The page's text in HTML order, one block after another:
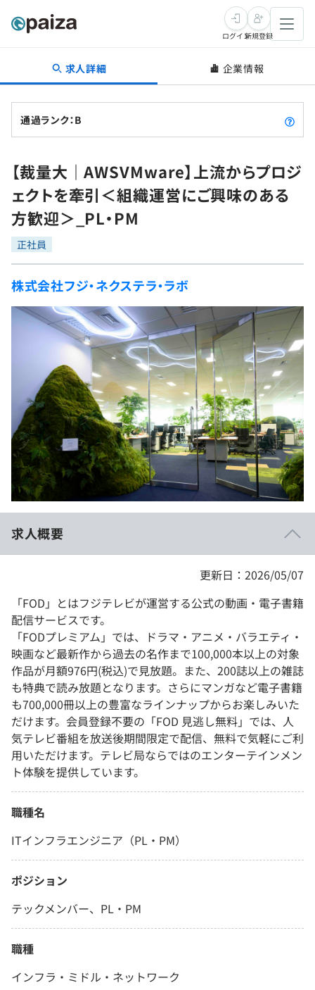
転職・キャリア
転職成功ガイド
転職エージェント
インタビュー
転職成功ガイド
新卒就活
求人検索
本選考
インターン
新卒エージェント
イベント・セミナー
就活成功ガイド
学習
問題集
4択課題
ナレッジ
リファレンス
プラン
個人向けプラン
法人向けプラン
学校向けプラン
契約内容・クーポン
プログラミング言語
評価結果一覧
再チャレンジ結果一覧
ゲーム・マンガ
Tech Team Journal
paiza times
paizaとは？
ログイン新規登録
求人詳細 企業情報
通過ランク：B
【裁量大｜AWSVMware】上流からプロジ
ェクトを牽引＜組織運営にご興味のある
方歓迎＞_PL・PM
正社員
株式会社フジ・ネクステラ・ラボ
求人概要
更新日：2026/05/07
「FOD」とはフジテレビが運営する公式の動画・電子書籍
配信サービスです。
「FODプレミアム」では、ドラマ・アニメ・バラエティ・
映画など最新作から過去の名作まで100,000本以上の対象
作品が月額976円(税込)で見放題。また、200誌以上の雑誌
も特典で読み放題となります。さらにマンガなど電子書籍
も700,000冊以上の豊富なラインナップからお楽しみいた
だけます。会員登録不要の「FOD 見逃し無料」では、人
気テレビ番組を放送後期間限定で配信、無料で気軽にご利
用いただけます。テレビ局ならではのエンターテインメン
ト体験を提供しています。
職種名
ITインフラエンジニア（PL・PM）
ポジション
テックメンバー、PL・PM
職種
インフラ・ミドル・ネットワーク